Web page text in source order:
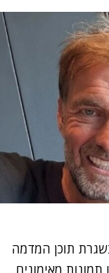
תוכן המדמה
מאימונים,